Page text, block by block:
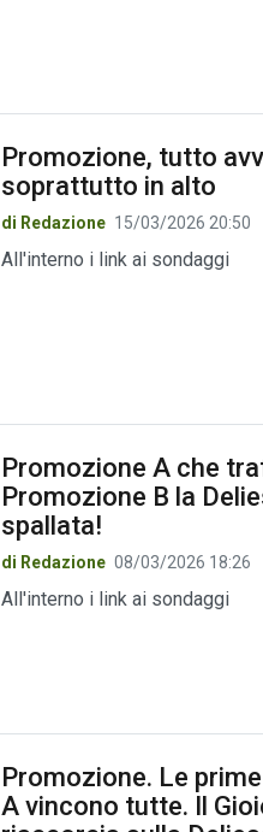
Promozione, tutto
soprattutto in alto
di Redazione 15/03/2026 20:50
All'interno i link ai sondaggi
Promozione A che
Promozione B la
spallata!
di Redazione 08/03/2026 18:26
All'interno i link ai sondaggi
Promozione. Le
A vincono tutte. Il